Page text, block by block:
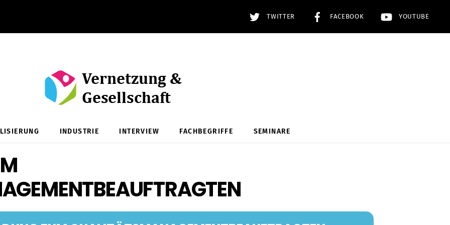
TWITTER FACEBOOK YOUTUBE
INDUSTRIE INTERVIEW FACHBEGRIFFE SEMINARE